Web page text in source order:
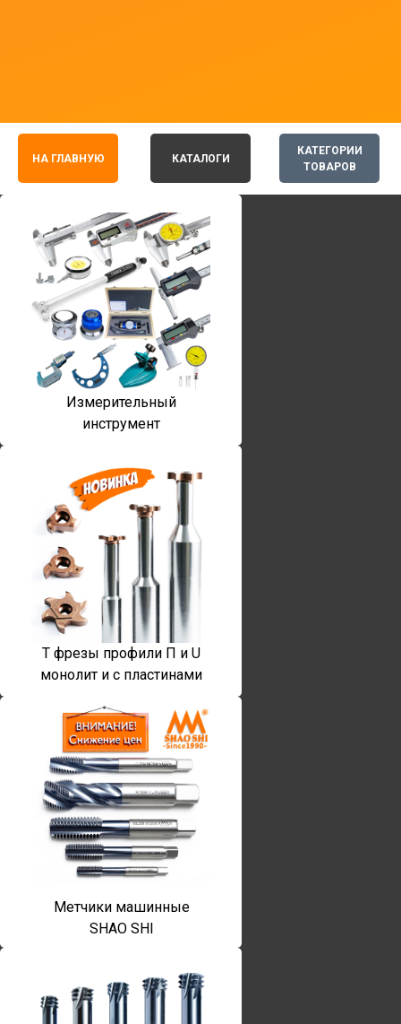
КАТЕГОРИИ
ТОВАРОВ
НА ГЛАВНУЮ КАТАЛОГИ
Измерительный
инструмент
T фрезы профили П и U
монолит и с пластинами
Метчики машинные
SHAO SHI